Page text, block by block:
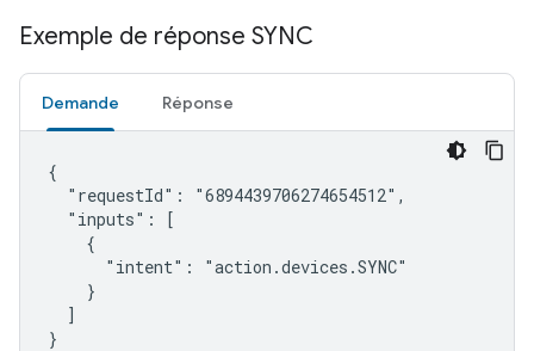
Exemple de réponse SYNC
Demande Réponse
{
  "requestId": "6894439706274654512",
  "inputs": [
    {
      "intent": "action.devices.SYNC"
    }
  ]
}